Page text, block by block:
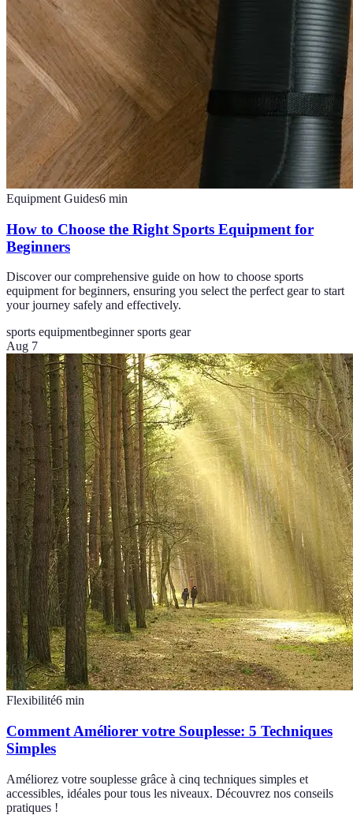
Equipment Guides6 min
How to Choose the Right Sports Equipment for
Beginners
Discover our comprehensive guide on how to choose sports
equipment for beginners, ensuring you select the perfect gear to start
your journey safely and effectively.
sports equipmentbeginner sports gear
Aug 7
Flexibilité6 min
Comment Améliorer votre Souplesse: 5 Techniques
Simples
Améliorez votre souplesse grâce à cinq techniques simples et
accessibles, idéales pour tous les niveaux. Découvrez nos conseils
pratiques !